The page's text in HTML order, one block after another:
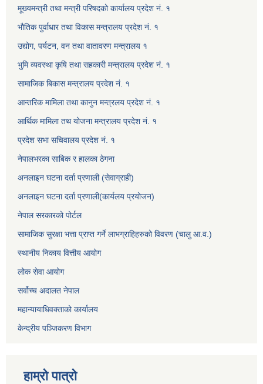
मूख्यमन्त्री तथा मन्त्री परिषदको कार्यालय प्रदेश नं. १
भौतिक पुर्वाधार तथा विकास मन्त्रालय प्रदेश नं. १
उद्योग, पर्यटन, वन तथा वातावरण मन्त्रालय १
भुमि व्यवस्था कृषि तथा सहकारी मन्त्रालय प्रदेश नं. १
सामाजिक बिकास मन्त्रालय प्रदेश नं. १
आन्तरिक मामिला तथा कानुन मन्त्रलय प्रदेश नं. १
आर्थिक मामिला तथ योजना मन्त्रालय प्रदेश नं. १
प्रदेश सभा सचिवालय प्रदेश नं. १
नेपालभरका साबिक र हालका ठेगना
अनलाइन घटना दर्ता प्रणाली (सेवाग्राही)
अनलाइन घटना दर्ता प्रणाली(कार्यलय प्रयोजन)
नेपाल सरकारको पोर्टल
सामाजिक सुरक्षा भत्ता प्राप्त गर्ने लाभग्राहिहरुको विवरण (चालु आ.व.)
स्थानीय निकाय वित्तीय आयोग
लोक सेवा आयोग
सर्वोच्च अदालत नेपाल
महान्यायाधिवक्ताको कार्यालय
केन्द्रीय पञ्जिकरण विभाग
हाम्रो पात्रो